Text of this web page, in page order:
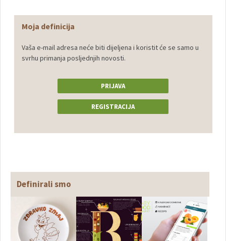
Moja definicija
Vaša e-mail adresa neće biti dijeljena i koristit će se samo u
svrhu primanja posljednjih novosti.
PRIJAVA
REGISTRACIJA
Definirali smo